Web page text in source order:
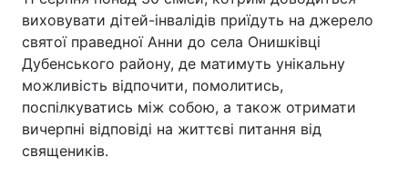
виховувати дітей-інвалідів приїдуть на джерело
святої праведної Анни до села Онишківці
Дубенського району, де матимуть унікальну
можливість відпочити, помолитись,
поспілкуватись між собою, а також отримати
вичерпні відповіді на життєві питання від
священиків.